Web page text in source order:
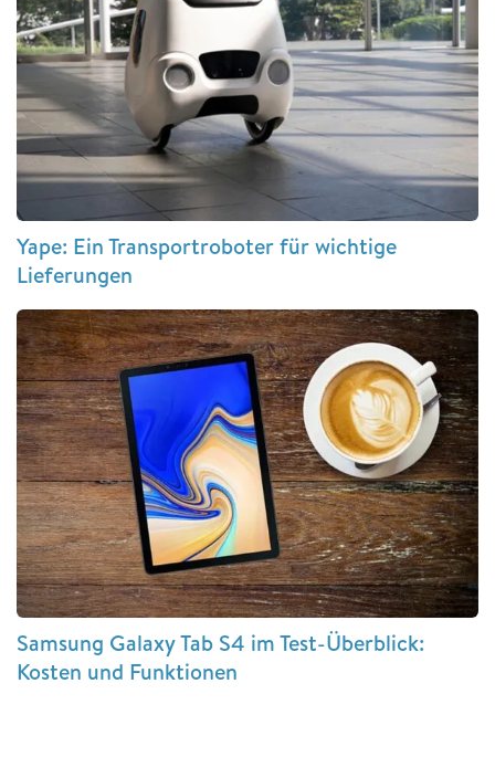
Yape: Ein Transportroboter für wichtige
Lieferungen
Samsung Galaxy Tab S4 im Test-Überblick:
Kosten und Funktionen